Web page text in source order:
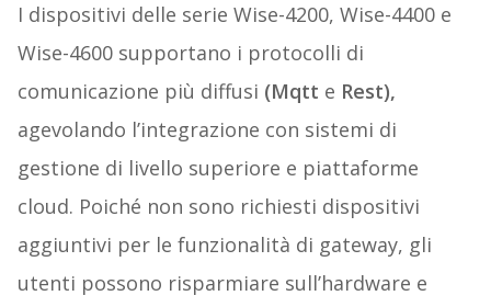
I dispositivi delle serie Wise-4200, Wise-4400 e
Wise-4600 supportano i protocolli di
comunicazione più diffusi (Mqtt e Rest),
agevolando l’integrazione con sistemi di
gestione di livello superiore e piattaforme
cloud. Poiché non sono richiesti dispositivi
aggiuntivi per le funzionalità di gateway, gli
utenti possono risparmiare sull’hardware e